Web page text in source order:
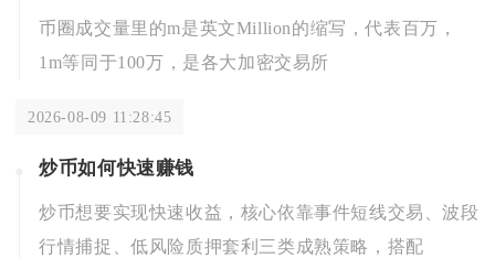
币圈成交量里的m是英文Million的缩写，代表百万，
1m等同于100万，是各大加密交易所
2026-08-09 11:28:45
炒币如何快速赚钱
炒币想要实现快速收益，核心依靠事件短线交易、波段
行情捕捉、低风险质押套利三类成熟策略，搭配